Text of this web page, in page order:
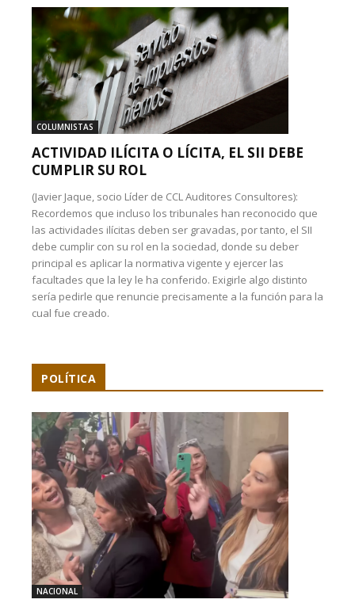
COLUMNISTAS
ACTIVIDAD ILÍCITA O LÍCITA, EL SII DEBE
CUMPLIR SU ROL
(Javier Jaque, socio Líder de CCL Auditores Consultores):
Recordemos que incluso los tribunales han reconocido que
las actividades ilícitas deben ser gravadas, por tanto, el SII
debe cumplir con su rol en la sociedad, donde su deber
principal es aplicar la normativa vigente y ejercer las
facultades que la ley le ha conferido. Exigirle algo distinto
sería pedirle que renuncie precisamente a la función para la
cual fue creado.
POLÍTICA
NACIONAL